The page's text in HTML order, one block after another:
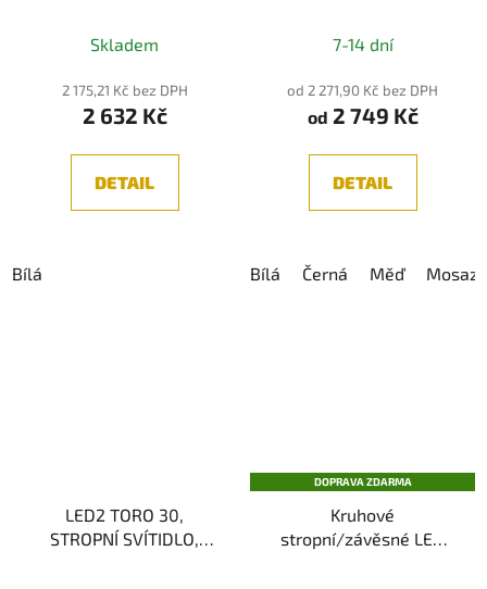
hodnocení
produktu
je
Skladem
2 175,21 Kč bez DPH
2 632 Kč
DETAIL
Bílá
7-14 dní
od 2 271,90 Kč bez DPH
od 2 749 Kč
DETAIL
Bílá Černá Měď Mosaz
LED2 TORO 30,
STROPNÍ SVÍTIDLO,
DOPRAVA ZDARMA
Kruhové
stropní/závěsné LED